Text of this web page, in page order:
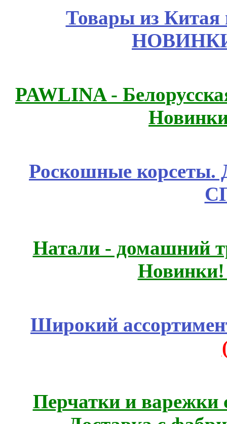
Товары из Китая
PAWLINA -
Роскошные корсеты.
Натали - домашний
Широкий
Перчатки и варежки